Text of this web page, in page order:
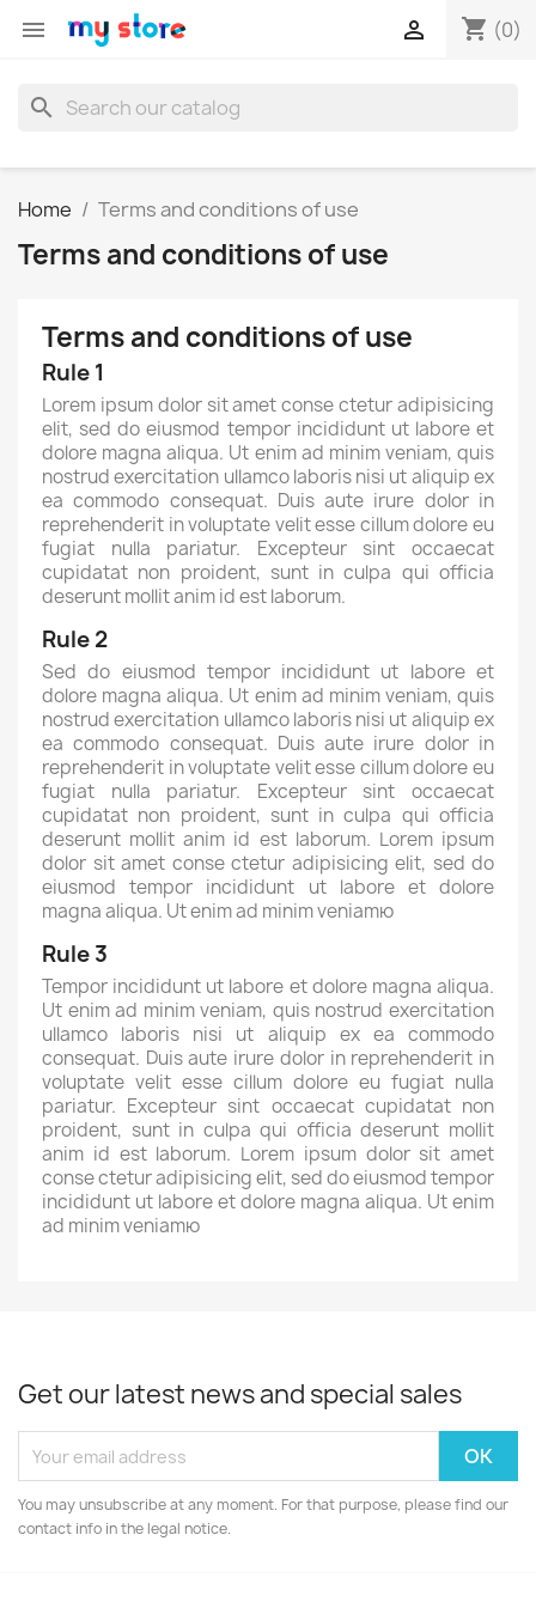
 shopping_cart (0)

search
Home Terms and conditions of use
Terms and conditions of use
Terms and conditions of use
Rule 1
Lorem ipsum dolor sit amet conse ctetur adipisicing
elit, sed do eiusmod tempor incididunt ut labore et
dolore magna aliqua. Ut enim ad minim veniam, quis
nostrud exercitation ullamco laboris nisi ut aliquip ex
ea commodo consequat. Duis aute irure dolor in
reprehenderit in voluptate velit esse cillum dolore eu
fugiat nulla pariatur. Excepteur sint occaecat
cupidatat non proident, sunt in culpa qui officia
deserunt mollit anim id est laborum.
Rule 2
Sed do eiusmod tempor incididunt ut labore et
dolore magna aliqua. Ut enim ad minim veniam, quis
nostrud exercitation ullamco laboris nisi ut aliquip ex
ea commodo consequat. Duis aute irure dolor in
reprehenderit in voluptate velit esse cillum dolore eu
fugiat nulla pariatur. Excepteur sint occaecat
cupidatat non proident, sunt in culpa qui officia
deserunt mollit anim id est laborum. Lorem ipsum
dolor sit amet conse ctetur adipisicing elit, sed do
eiusmod tempor incididunt ut labore et dolore
magna aliqua. Ut enim ad minim veniamю
Rule 3
Tempor incididunt ut labore et dolore magna aliqua.
Ut enim ad minim veniam, quis nostrud exercitation
ullamco laboris nisi ut aliquip ex ea commodo
consequat. Duis aute irure dolor in reprehenderit in
voluptate velit esse cillum dolore eu fugiat nulla
pariatur. Excepteur sint occaecat cupidatat non
proident, sunt in culpa qui officia deserunt mollit
anim id est laborum. Lorem ipsum dolor sit amet
conse ctetur adipisicing elit, sed do eiusmod tempor
incididunt ut labore et dolore magna aliqua. Ut enim
ad minim veniamю
Get our latest news and special sales
You may unsubscribe at any moment. For that purpose, please find our
contact info in the legal notice.